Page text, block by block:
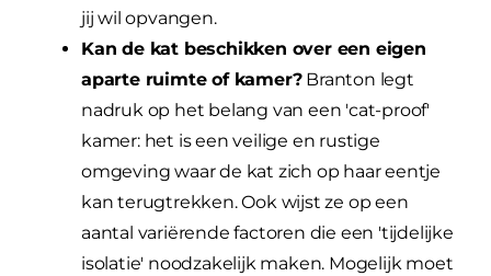
jij wil opvangen.
Kan de kat beschikken over een eigen
aparte ruimte of kamer?Branton legt
nadruk op het belang van een 'cat-proof'
kamer: het is een veilige en rustige
omgeving waar de kat zich op haar eentje
kan terugtrekken. Ook wijst ze op een
aantal variërende factoren die een 'tijdelijke
isolatie' noodzakelijk maken. Mogelijk moet